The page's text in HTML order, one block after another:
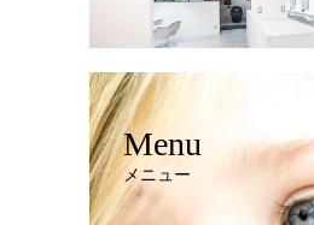
Menu
メニュー